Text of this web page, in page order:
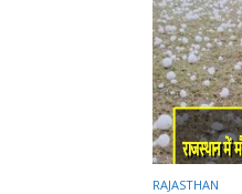
RAJASTHAN